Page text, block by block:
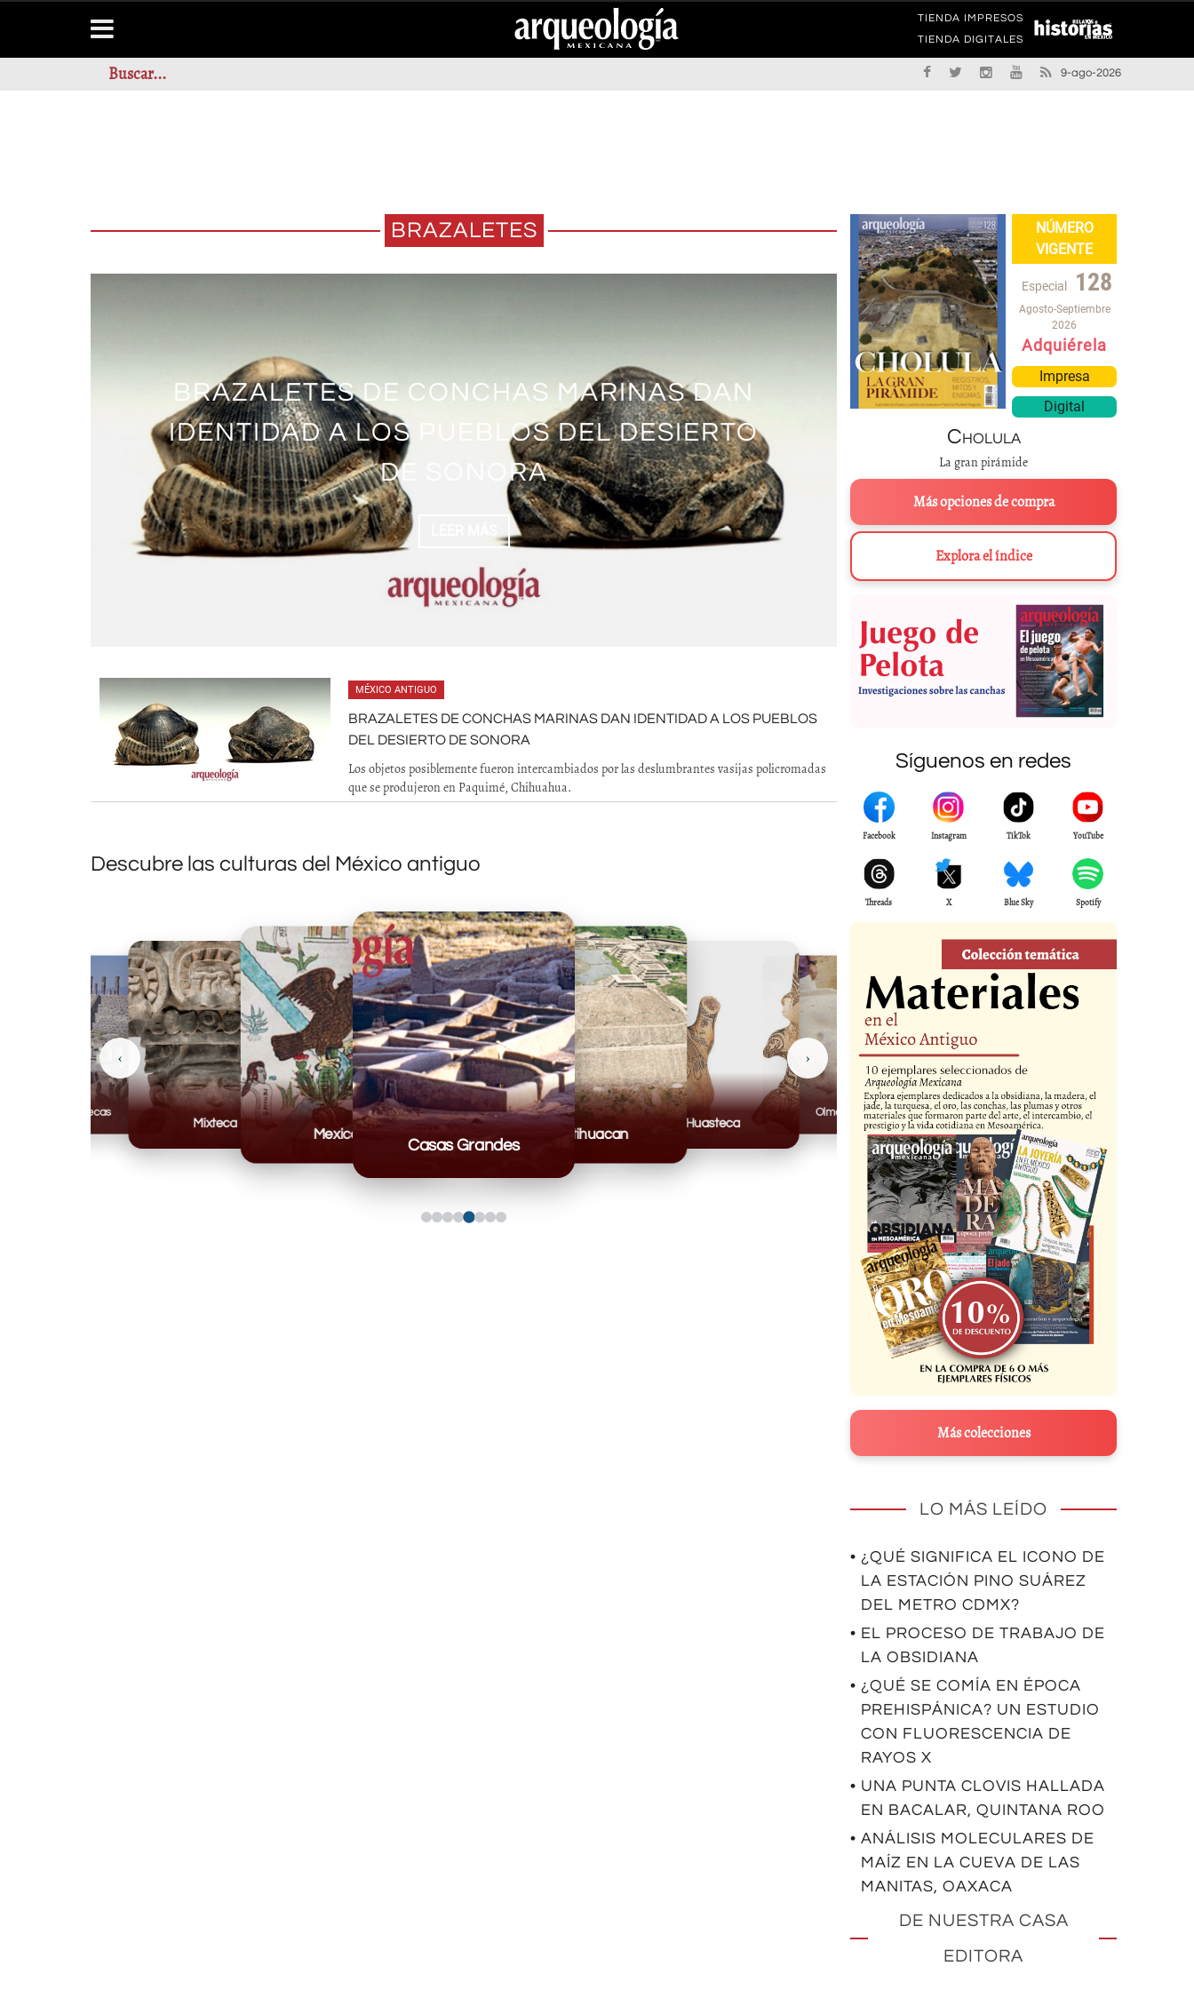
TIENDA IMPRESOS
TIENDA DIGITALES
9-ago-2026
BRAZALETES
BRAZALETES DE CONCHAS MARINAS DAN
IDENTIDAD A LOS PUEBLOS DEL DESIERTO
DE SONORA
MÉXICO ANTIGUO
BRAZALETES DE CONCHAS MARINAS DAN IDENTIDAD A LOS PUEBLOS
DEL DESIERTO DE SONORA
Los objetos posiblemente fueron intercambiados por las deslumbrantes vasijas policromadas
que se produjeron en Paquimé, Chihuahua.
Descubre las culturas del México antiguo
Toltecas
Mixteca
Mexicas
Casas Grandes
Teotihuacan
Huasteca
Olmecas
‹ ›
NÚMERO
VIGENTE
Especial 128
Agosto-Septiembre
2026
Adquiérela
Impresa
Digital
Cholula
La gran pirámide
Más opciones de compra
Explora el índice
Síguenos en redes
Facebook Instagram TikTok YouTube
Threads X Blue Sky Spotify
Más colecciones
LO MÁS LEÍDO
• ¿QUÉ SIGNIFICA EL ICONO DE
LA ESTACIÓN PINO SUÁREZ
DEL METRO CDMX?
• EL PROCESO DE TRABAJO DE
LA OBSIDIANA
• ¿QUÉ SE COMÍA EN ÉPOCA
PREHISPÁNICA? UN ESTUDIO
CON FLUORESCENCIA DE
RAYOS X
• UNA PUNTA CLOVIS HALLADA
EN BACALAR, QUINTANA ROO
• ANÁLISIS MOLECULARES DE
MAÍZ EN LA CUEVA DE LAS
MANITAS, OAXACA
DE NUESTRA CASA
EDITORA